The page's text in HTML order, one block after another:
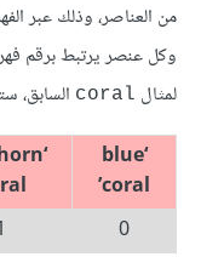
من العناصر، وذلك عبر
وكل عنصر يرتبط برقم
لمثال coral السابق،
‘blue
coral’
0